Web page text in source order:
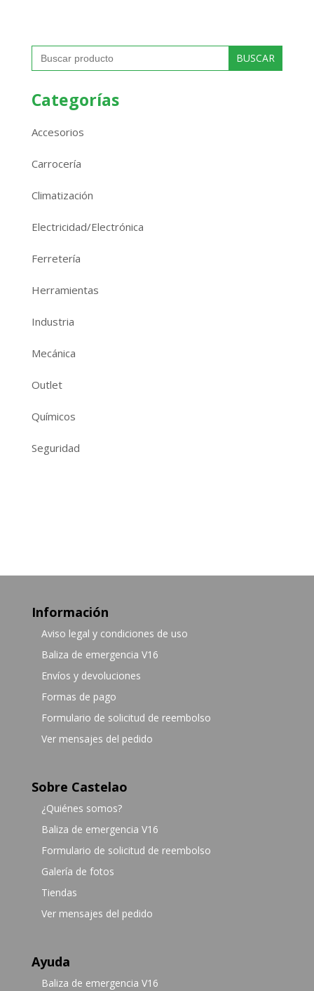
Buscar:
Categorías
Accesorios
Carrocería
Climatización
Electricidad/Electrónica
Ferretería
Herramientas
Industria
Mecánica
Outlet
Químicos
Seguridad
Información
Aviso legal y condiciones de uso
Baliza de emergencia V16
Envíos y devoluciones
Formas de pago
Formulario de solicitud de reembolso
Ver mensajes del pedido
Sobre Castelao
¿Quiénes somos?
Baliza de emergencia V16
Formulario de solicitud de reembolso
Galería de fotos
Tiendas
Ver mensajes del pedido
Ayuda
Baliza de emergencia V16